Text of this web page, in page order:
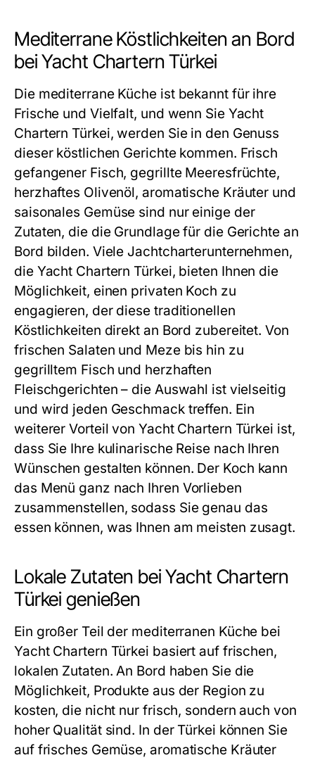
Mediterrane Köstlichkeiten an Bord
bei Yacht Chartern Türkei
Die mediterrane Küche ist bekannt für ihre
Frische und Vielfalt, und wenn Sie Yacht
Chartern Türkei, werden Sie in den Genuss
dieser köstlichen Gerichte kommen. Frisch
gefangener Fisch, gegrillte Meeresfrüchte,
herzhaftes Olivenöl, aromatische Kräuter und
saisonales Gemüse sind nur einige der
Zutaten, die die Grundlage für die Gerichte an
Bord bilden. Viele Jachtcharterunternehmen,
die Yacht Chartern Türkei, bieten Ihnen die
Möglichkeit, einen privaten Koch zu
engagieren, der diese traditionellen
Köstlichkeiten direkt an Bord zubereitet. Von
frischen Salaten und Meze bis hin zu
gegrilltem Fisch und herzhaften
Fleischgerichten – die Auswahl ist vielseitig
und wird jeden Geschmack treffen. Ein
weiterer Vorteil vonYacht Chartern Türkei ist,
dass Sie Ihre kulinarische Reise nach Ihren
Wünschen gestalten können. Der Koch kann
das Menü ganz nach Ihren Vorlieben
zusammenstellen, sodass Sie genau das
essen können, was Ihnen am meisten zusagt.
Lokale Zutaten bei Yacht Chartern
Türkei genießen
Ein großer Teil der mediterranen Küche bei
Yacht Chartern Türkei basiert auf frischen,
lokalen Zutaten. An Bord haben Sie die
Möglichkeit, Produkte aus der Region zu
kosten, die nicht nur frisch, sondern auch von
hoher Qualität sind. In der Türkei können Sie
auf frisches Gemüse, aromatische Kräuter